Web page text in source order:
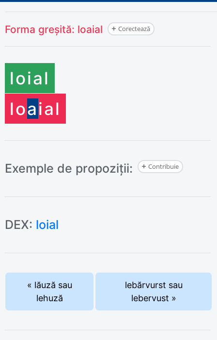
Forma greșită: loaial Corectează
loial
loaial
Exemple de propoziții: Contribuie
DEX: loial
« lăuză sau
lehuză
lebărvurst sau
lebervust »